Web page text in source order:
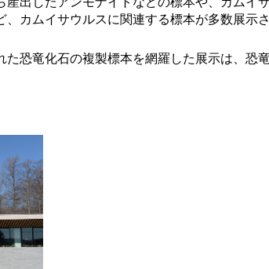
カムイサウルスに関連する標本が多数展示さ
恐竜化石の複製標本を網羅した展示は、恐竜